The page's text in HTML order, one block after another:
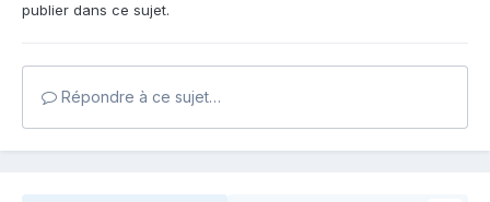
publier dans ce sujet.
Répondre à ce sujet…